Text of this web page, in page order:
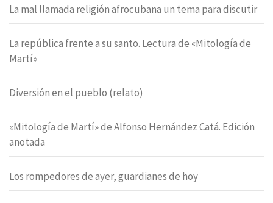
La mal llamada religión afrocubana un tema para discutir
La república frente a su santo. Lectura de «Mitología de
Martí»
Diversión en el pueblo (relato)
«Mitología de Martí» de Alfonso Hernández Catá. Edición
anotada
Los rompedores de ayer, guardianes de hoy